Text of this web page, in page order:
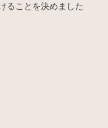
ることを決めました